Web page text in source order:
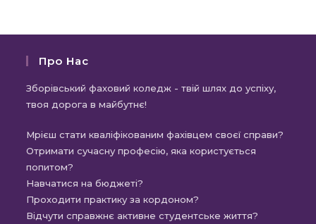
Про Нас
Зборівський фаховий коледж - твій шлях до успіху,
твоя дорога в майбутнє!
Мрієш стати кваліфікованим фахівцем своєї справи?
Отримати сучасну професію, яка користується
попитом?
Навчатися на бюджеті?
Проходити практику за кордоном?
Відчути справжнє активне студентське життя?